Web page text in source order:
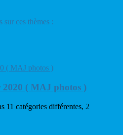
sur ces thèmes :
( MAJ photos )
11 catégories différentes, 2